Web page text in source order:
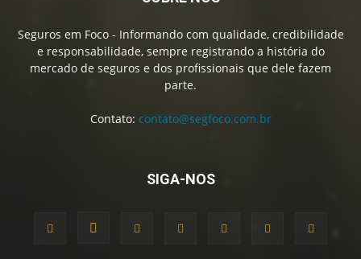
Seguros em Foco - Informando com qualidade, credibilidade
e responsabilidade, sempre registrando a história do
mercado de seguros e dos profissionais que dele fazem
parte.
Contato: contato@segfoco.com.br
SIGA-NOS